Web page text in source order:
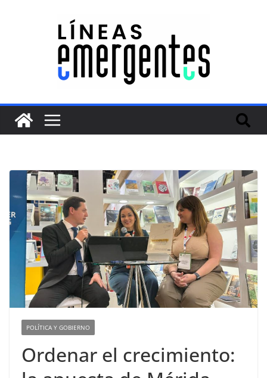
POLÍTICA Y GOBIERNO
Ordenar el crecimiento: